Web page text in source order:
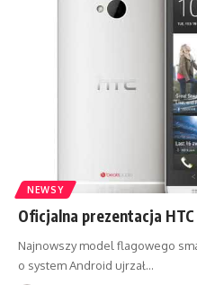
NEWSY
Oficjalna prezentacja HTC
Najnowszy model flagowego
o system Android ujrzał…